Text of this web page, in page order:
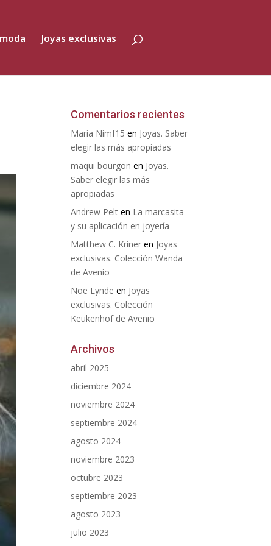
Joyas exclusivas
Comentarios recientes
Maria Nimf15 en Joyas. Saber
elegir las más apropiadas
maqui bourgon en Joyas.
Saber elegir las más
apropiadas
Andrew Pelt en La marcasita
y su aplicación en joyería
Matthew C. Kriner en Joyas
exclusivas. Colección Wanda
de Avenio
Noe Lynde en Joyas
exclusivas. Colección
Keukenhof de Avenio
Archivos
abril 2025
diciembre 2024
noviembre 2024
septiembre 2024
agosto 2024
noviembre 2023
octubre 2023
septiembre 2023
agosto 2023
julio 2023